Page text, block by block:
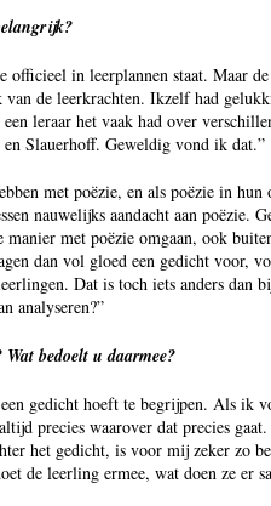
officieel in leerplannen staat. Maar
de leerkrachten. Ikzelf had
leraar het vaak had over
en Slauerhoff. Geweldig vond ik dat.”
met poëzie, en als poëzie in
nauwelijks aandacht aan poëzie.
manier met poëzie omgaan, ook
dan vol gloed een gedicht voor,
Dat is toch iets anders dan
analyseren?”
bedoelt u daarmee?
gedicht hoeft te begrijpen. Als ik
precies waarover dat precies
het gedicht, is voor mij zeker zo
de leerling ermee, wat doen ze er